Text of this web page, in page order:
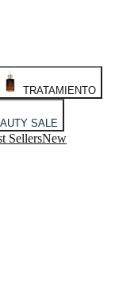
TRATAMIENTO
SALE
SellersNew